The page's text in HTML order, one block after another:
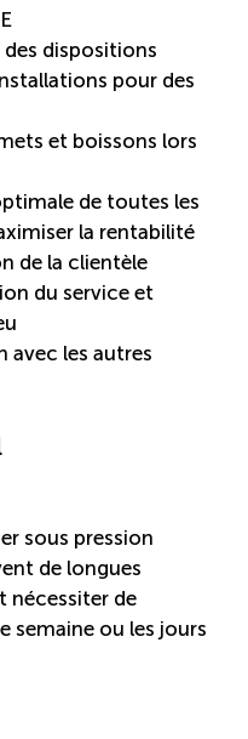
dispositions
pour des
et boissons lors
de toutes les
la rentabilité
de la clientèle
du service et
avec les autres
sous pression
de longues
nécessiter de
semaine ou les jours